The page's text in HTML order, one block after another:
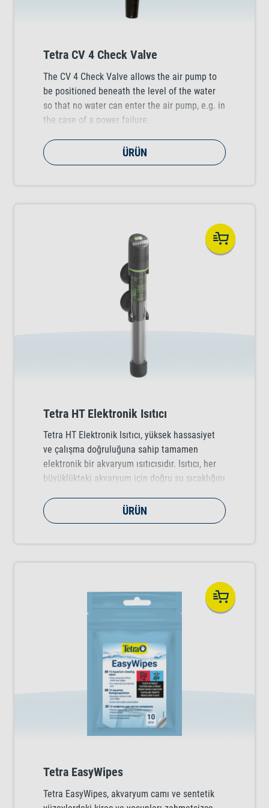
Tetra CV 4 Check Valve
The CV 4 Check Valve allows the air pump to
be positioned beneath the level of the water
so that no water can enter the air pump, e.g. in
the case of a power failure.
ÜRÜN
Tetra HT Elektronik Isıtıcı
Tetra HT Elektronik Isıtıcı, yüksek hassasiyet
ve çalışma doğruluğuna sahip tamamen
elektronik bir akvaryum ısıtıcısıdır. Isıtıcı, her
büyüklükteki akvaryum için doğru su sıcaklığını
tutar.
ÜRÜN
Tetra EasyWipes
Tetra EasyWipes, akvaryum camı ve sentetik